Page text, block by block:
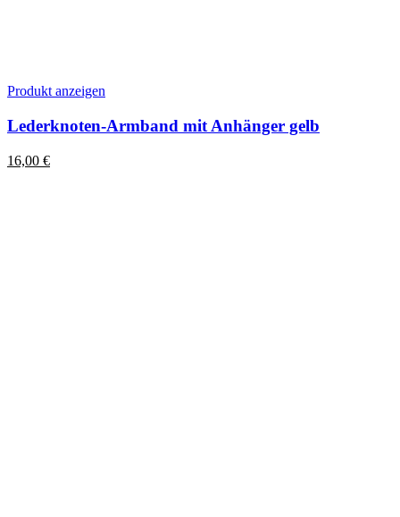
Produkt anzeigen
weist
mehrere
Lederknoten-Armband mit Anhänger gelb
16,00 €